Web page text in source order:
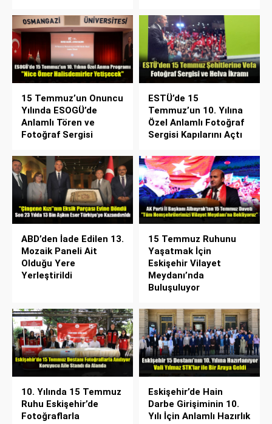
15 Temmuz’un Onuncu
Yılında ESOGÜ’de
Anlamlı Tören ve
Fotoğraf Sergisi
ESTÜ’de 15
Temmuz’un 10. Yılına
Özel Anlamlı Fotoğraf
Sergisi Kapılarını Açtı
ABD’den İade Edilen 13.
Mozaik Paneli Ait
Olduğu Yere
Yerleştirildi
15 Temmuz Ruhunu
Yaşatmak İçin
Eskişehir Vilayet
Meydanı’nda
Buluşuluyor
10. Yılında 15 Temmuz
Ruhu Eskişehir’de
Fotoğraflarla
Eskişehir’de Hain
Darbe Girişiminin 10.
Yılı İçin Anlamlı Hazırlık